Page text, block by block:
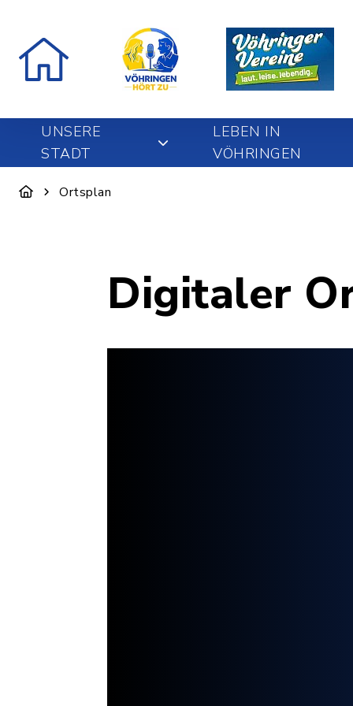
UNSERE
STADT
LEBEN IN
VÖHRINGEN
Ortsplan
Digitaler